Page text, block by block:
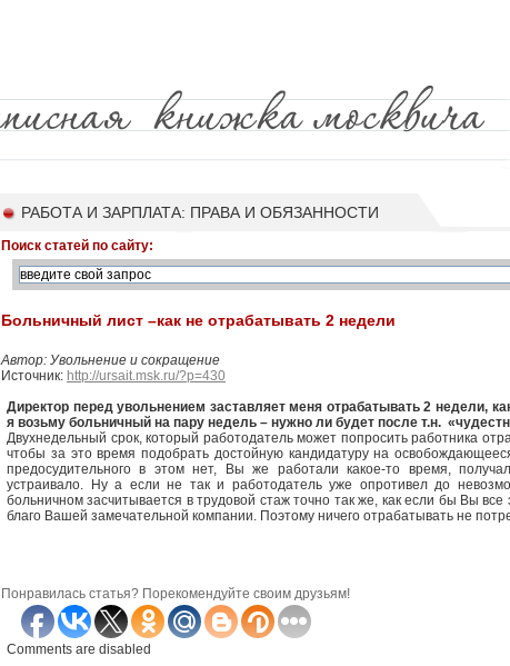
РАБОТА И ЗАРПЛАТА: ПРАВА И ОБЯЗАННОСТИ
Поиск статей по сайту:
Больничный лист –как не отрабатывать 2 недели
Автор: Увольнение и сокращение
Источник: http://ursait.msk.ru/?p=430
Директор перед увольнением заставляет меня отрабатывать 2 недели,
я возьму больничный на пару недель – нужно ли будет после т.н.
Двухнедельный срок, который работодатель может попросить работника
чтобы за это время подобрать достойную кандидатуру на
предосудительного в этом нет, Вы же работали какое-то время,
устраивало. Ну а если не так и работодатель уже опротивел до
больничном засчитывается в трудовой стаж точно так же, как если бы Вы
благо Вашей замечательной компании. Поэтому ничего отрабатывать не
Понравилась статья? Порекомендуйте своим друзьям!
Comments are disabled